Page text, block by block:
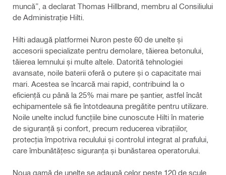
muncă”, a declarat Thomas Hillbrand, membru al Consiliului
de Administrație Hilti.
Hilti adaugă platformei Nuron peste 60 de unelte și
accesorii specializate pentru demolare, tăierea betonului,
tăierea lemnului și multe altele. Datorită tehnologiei
avansate, noile baterii oferă o putere și o capacitate mai
mari. Acestea se încarcă mai rapid, contribuind la o
eficiență cu până la 25% mai mare pe șantier, astfel încât
echipamentele să fie întotdeauna pregătite pentru utilizare.
Noile unelte includ funcțiile bine cunoscute Hilti în materie
de siguranță și confort, precum reducerea vibrațiilor,
protecția împotriva reculului și controlul integrat al prafului,
care îmbunătățesc siguranța și bunăstarea operatorului.
Noua gamă de unelte se adaugă celor peste 120 de scule